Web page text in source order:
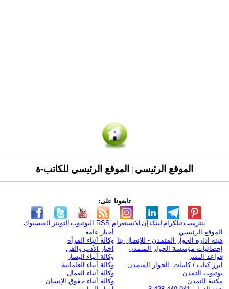
الموقع الرئيسي الموقع الرئيسي للكاتب-ة
تابعونا على:
الفيسبوك التويتر اليوتيوب RSS الانستغرام لينكدإن تيلكرامبنترست
الموقع الرئيسي
هيئة ادارة الحوار المتمدن - للإتصال بنا
إحصائيات مؤسسة الحوار المتمدن
قواعد النشر
ابرز كتاب / كاتبات الحوار المتمدن
يوتيوب التمدن
مكتبة التمدن
أخبار عامة
وكالة أنباء المرأة
اخبار الأدب والفن
وكالة أنباء اليسار
وكالة أنباء العلمانية
وكالة أنباء العمال
وكالة أنباء حقوق الإنسان